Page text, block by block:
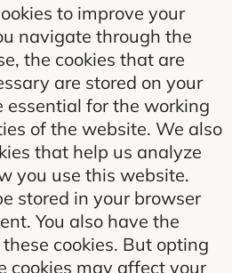
to improve your
navigate through the
the cookies that are
are stored on your
essential for the working
of the website. We also
that help us analyze
you use this website.
stored in your browser
You also have the
cookies. But opting
cookies may affect your